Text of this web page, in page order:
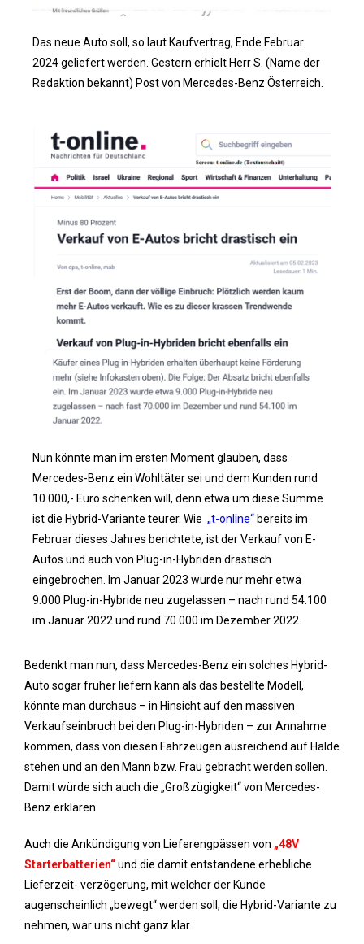
Das neue Auto soll, so laut Kaufvertrag, Ende Februar
2024 geliefert werden. Gestern erhielt Herr S. (Name der
Redaktion bekannt) Post von Mercedes-Benz Österreich.
Nun könnte man im ersten Moment glauben, dass
Mercedes-Benz ein Wohltäter sei und dem Kunden rund
10.000,- Euro schenken will, denn etwa um diese Summe
ist die Hybrid-Variante teurer. Wie „t-online“ bereits im
Februar dieses Jahres berichtete, ist der Verkauf von E-
Autos und auch von Plug-in-Hybriden drastisch
eingebrochen. Im Januar 2023 wurde nur mehr etwa
9.000 Plug-in-Hybride neu zugelassen – nach rund 54.100
im Januar 2022 und rund 70.000 im Dezember 2022.
Bedenkt man nun, dass Mercedes-Benz ein solches Hybrid-
Auto sogar früher liefern kann als das bestellte Modell,
könnte man durchaus – in Hinsicht auf den massiven
Verkaufseinbruch bei den Plug-in-Hybriden – zur Annahme
kommen, dass von diesen Fahrzeugen ausreichend auf Halde
stehen und an den Mann bzw. Frau gebracht werden sollen.
Damit würde sich auch die „Großzügigkeit“ von Mercedes-
Benz erklären.
Auch die Ankündigung von Lieferengpässen von „48V
Starterbatterien“und die damit entstandene erhebliche
Lieferzeit- verzögerung, mit welcher der Kunde
augenscheinlich „bewegt“ werden soll, die Hybrid-Variante zu
nehmen, war uns nicht ganz klar.